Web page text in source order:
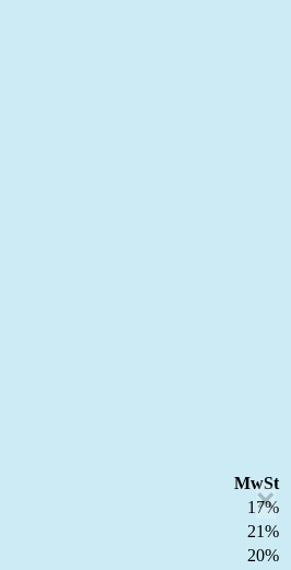
×
MwSt
17%
21%
20%